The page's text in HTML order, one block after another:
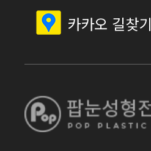
카카오 길찾기